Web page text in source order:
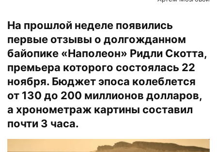
На прошлой неделе появились
первые отзывы о долгожданном
байопике «Наполеон» Ридли Скотта,
премьера которого состоялась 22
ноября. Бюджет эпоса колеблется
от 130 до 200 миллионов долларов,
а хронометраж картины составил
почти 3 часа.